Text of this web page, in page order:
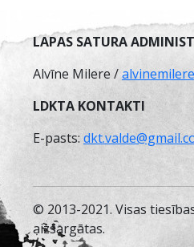
LAPAS SATURA
Alvīne Milere /
LDKTA KONTAKTI
E-pasts:
© 2013-2021. Visas
aizsargātas.